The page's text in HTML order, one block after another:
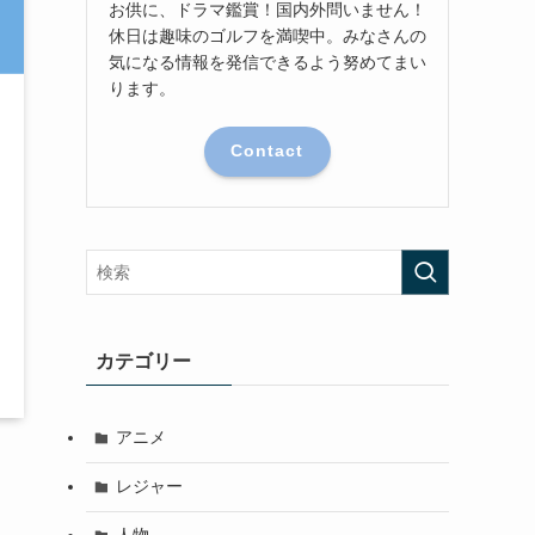
お供に、ドラマ鑑賞！国内外問いません！
休日は趣味のゴルフを満喫中。みなさんの
気になる情報を発信できるよう努めてまい
ります。
Contact
カテゴリー
アニメ
レジャー